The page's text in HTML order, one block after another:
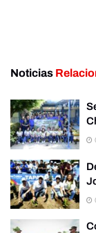
Noticias